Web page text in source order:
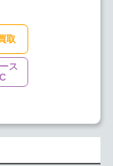
取
ス